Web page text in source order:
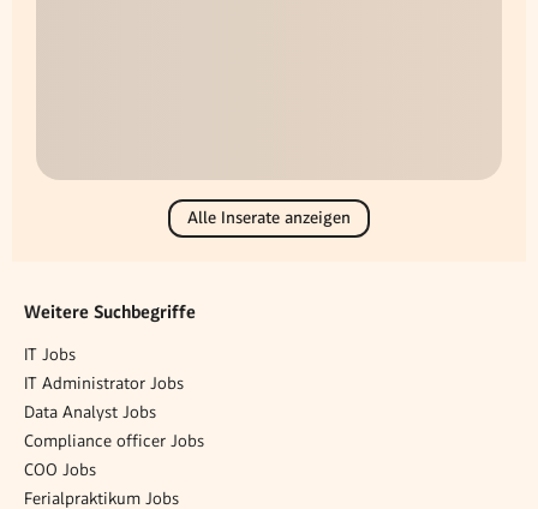
Alle Inserate anzeigen
Weitere Suchbegriffe
IT Jobs
IT Administrator Jobs
Data Analyst Jobs
Compliance officer Jobs
COO Jobs
Ferialpraktikum Jobs